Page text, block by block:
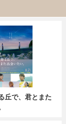
丘で、君とまた